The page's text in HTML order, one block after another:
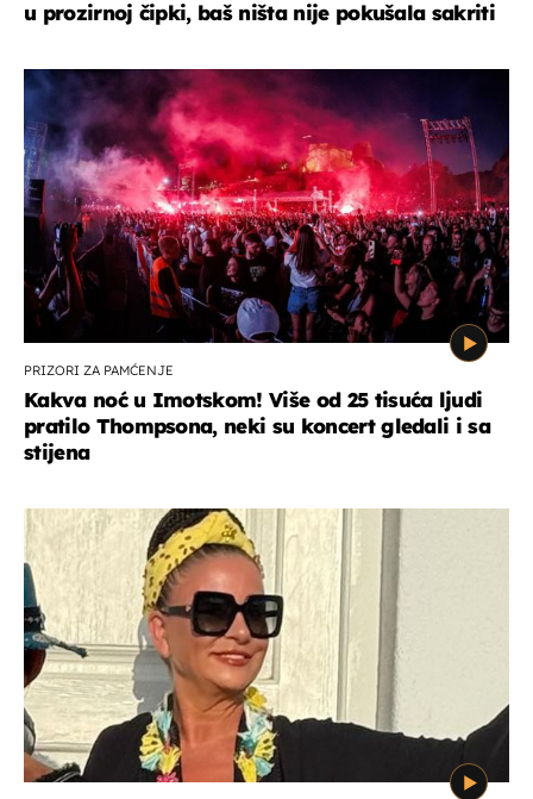
u prozirnoj čipki, baš ništa nije pokušala sakriti
PRIZORI ZA PAMĆENJE
Kakva noć u Imotskom! Više od 25 tisuća ljudi
pratilo Thompsona, neki su koncert gledali i sa
stijena